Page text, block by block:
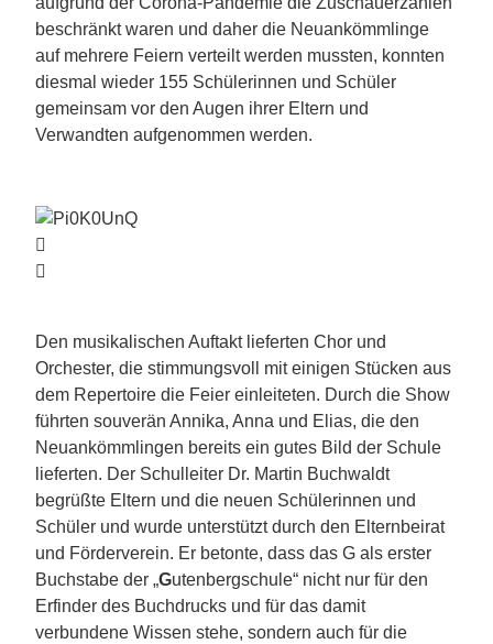
beschränkt waren und daher die Neuankömmlinge
auf mehrere Feiern verteilt werden mussten, konnten
diesmal wieder 155 Schülerinnen und Schüler
gemeinsam vor den Augen ihrer Eltern und
Verwandten aufgenommen werden.
Den musikalischen Auftakt lieferten Chor und
Orchester, die stimmungsvoll mit einigen Stücken aus
dem Repertoire die Feier einleiteten. Durch die Show
führten souverän Annika, Anna und Elias, die den
Neuankömmlingen bereits ein gutes Bild der Schule
lieferten. Der Schulleiter Dr. Martin Buchwaldt
begrüßte Eltern und die neuen Schülerinnen und
Schüler und wurde unterstützt durch den Elternbeirat
und Förderverein. Er betonte, dass das G als erster
Buchstabe der „Gutenbergschule“ nicht nur für den
Erfinder des Buchdrucks und für das damit
verbundene Wissen stehe, sondern auch für die